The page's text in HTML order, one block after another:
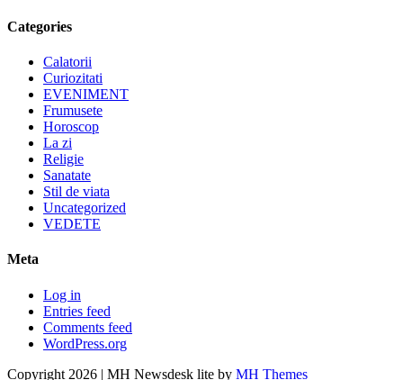
Categories
Calatorii
Curiozitati
EVENIMENT
Frumusete
Horoscop
La zi
Religie
Sanatate
Stil de viata
Uncategorized
VEDETE
Meta
Log in
Entries feed
Comments feed
WordPress.org
Copyright 2026 | MH Newsdesk lite by MH Themes